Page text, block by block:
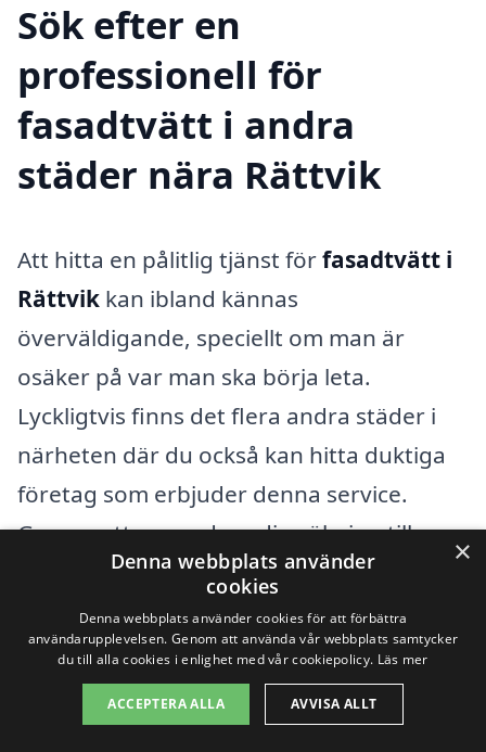
Sök efter en
professionell för
fasadtvätt i andra
städer nära Rättvik
Att hitta en pålitlig tjänst förfasadtvätt i
Rättvik kan ibland kännas
överväldigande, speciellt om man är
osäker på var man ska börja leta.
Lyckligtvis finns det flera andra städer i
närheten där du också kan hitta duktiga
företag som erbjuder denna service.
Genom att expandera din sökning till
omgivande områden kan du få fler
alternativ och kanske också bättre priser.
Några av städerna i närheten av Rättvik
som kan erbjuda fasadtvätt inkluderar:
×
Denna webbplats använder
cookies
Denna webbplats använder cookies för att förbättra
användarupplevelsen. Genom att använda vår webbplats samtycker
du till alla cookies i enlighet med vår cookiepolicy. Läs mer
ACCEPTERA ALLA AVVISA ALLT